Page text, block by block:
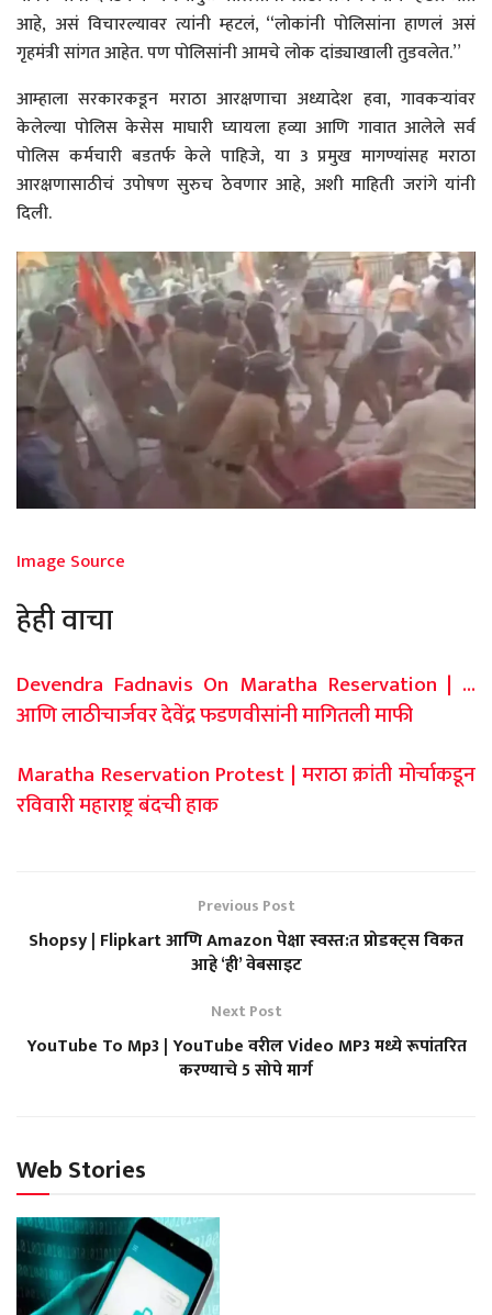
आहे, असं विचारल्यावर त्यांनी म्हटलं, “लोकांनी पोलिसांना हाणलं असं
गृहमंत्री सांगत आहेत. पण पोलिसांनी आमचे लोक दांड्याखाली तुडवलेत.”
आम्हाला सरकारकडून मराठा आरक्षणाचा अध्यादेश हवा, गावकऱ्यांवर
केलेल्या पोलिस केसेस माघारी घ्यायला हव्या आणि गावात आलेले सर्व
पोलिस कर्मचारी बडतर्फ केले पाहिजे, या 3 प्रमुख मागण्यांसह मराठा
आरक्षणासाठीचं उपोषण सुरुच ठेवणार आहे, अशी माहिती जरांगे यांनी
दिली.
Image Source
हेही वाचा
Devendra Fadnavis On Maratha Reservation | …
आणि लाठीचार्जवर देवेंद्र फडणवीसांनी मागितली माफी
Maratha Reservation Protest | मराठा क्रांती मोर्चाकडून
रविवारी महाराष्ट्र बंदची हाक
Previous Post
Shopsy | Flipkart आणि Amazon पेक्षा स्वस्त:त प्रोडक्ट्स विकत
आहे ‘ही’ वेबसाइट
Next Post
YouTube To Mp3 | YouTube वरील Video MP3 मध्ये रूपांतरित
करण्याचे 5 सोपे मार्ग
Web Stories